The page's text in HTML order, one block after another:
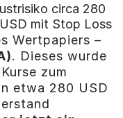
circa 280
mit Stop Loss
Wertpapiers –
. Dieses wurde
zum
etwa 280 USD